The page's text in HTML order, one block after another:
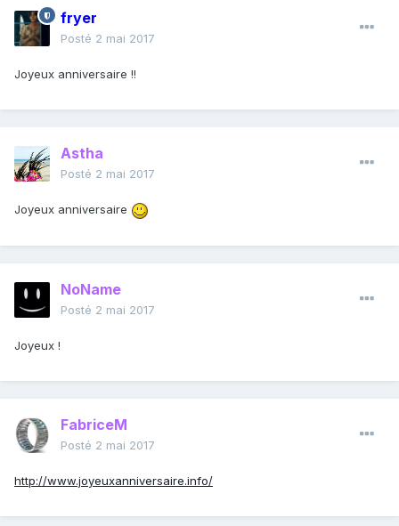
fryer
Posté 2 mai 2017
Joyeux anniversaire !!
Astha
Posté 2 mai 2017
Joyeux anniversaire
NoName
Posté 2 mai 2017
Joyeux !
FabriceM
Posté 2 mai 2017
http://www.joyeuxanniversaire.info/